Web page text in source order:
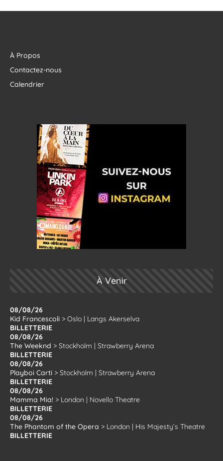
À Propos
Contactez-nous
Calendrier
À Venir
08/08/26
Kid Francescoli > Oslo | Langs Akerselva
BILLETTERIE
08/08/26
The Weeknd > Stockholm | Strawberry Arena
BILLETTERIE
08/08/26
Playboi Carti > Stockholm | Strawberry Arena
BILLETTERIE
08/08/26
Mamma Mia! > London | Novello Theatre
BILLETTERIE
08/08/26
The Phantom of the Opera > London | His Majesty’s Theatre
BILLETTERIE